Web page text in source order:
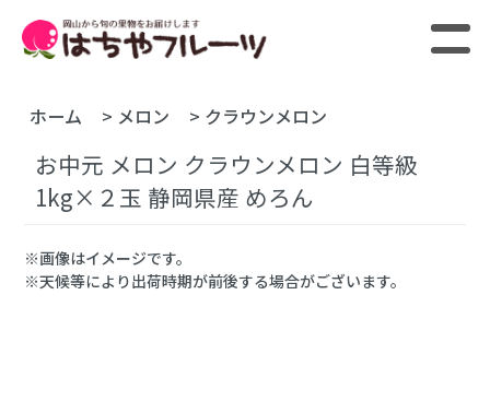
ホーム > メロン > クラウンメロン
お中元 メロン クラウンメロン 白等級
1kg×２玉 静岡県産 めろん
※画像はイメージです。
※天候等により出荷時期が前後する場合がございます。